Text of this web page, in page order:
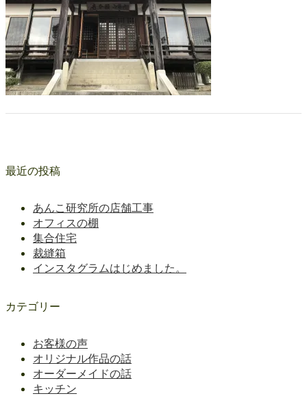
最近の投稿
あんこ研究所の店舗工事
オフィスの棚
集合住宅
裁縫箱
インスタグラムはじめました。
カテゴリー
お客様の声
オリジナル作品の話
オーダーメイドの話
キッチン